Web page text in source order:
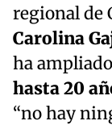
regional de
Carolina
ha
hasta 20
“no hay